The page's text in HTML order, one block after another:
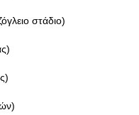
στάδιο)